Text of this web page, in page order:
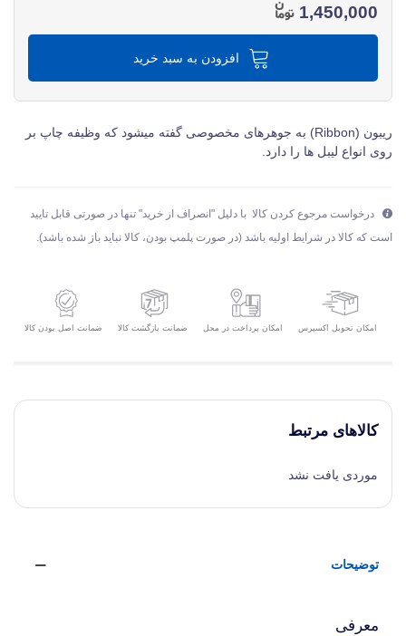
1,450,000
افزودن به سبد خرید
ریبون (Ribbon) به جوهرهای مخصوصی گفته میشود که وظیفه چاپ بر
روی انواع لیبل ها را دارد.
درخواست مرجوع کردن کالا با دلیل "انصراف از خرید" تنها در صورتی قابل تایید
است که کالا در شرایط اولیه باشد (در صورت پلمپ بودن، کالا نباید باز شده باشد).
امکان تحویل اکسپرس امکان پرداخت در محل ضمانت بازگشت کالا ضمانت اصل بودن کالا
کالاهای مرتبط
موردی یافت نشد
توضیحات
معرفی